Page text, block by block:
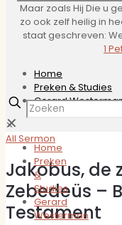
Maar zoals Hij Die u
zo ook zelf heilig in
staat geschreven:
1
Home
Preken & Studies
Gerard
✕
Home
Preken
&
Studies
Gerard
Westerman
✕
All Sermon
Jakobus, de
Zebedeüs –
Testament